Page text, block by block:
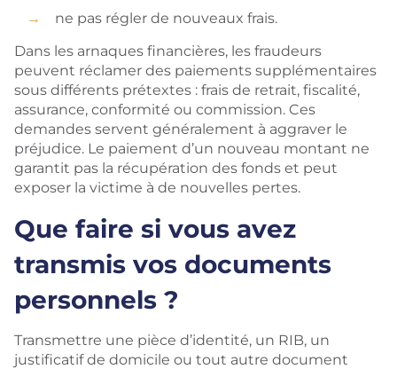
ne pas régler de nouveaux frais.
Dans les arnaques financières, les fraudeurs
peuvent réclamer des paiements supplémentaires
sous différents prétextes : frais de retrait, fiscalité,
assurance, conformité ou commission. Ces
demandes servent généralement à aggraver le
préjudice. Le paiement d’un nouveau montant ne
garantit pas la récupération des fonds et peut
exposer la victime à de nouvelles pertes.
Que faire si vous avez
transmis vos documents
personnels ?
Transmettre une pièce d’identité, un RIB, un
justificatif de domicile ou tout autre document